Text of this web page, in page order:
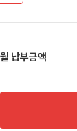
월 납부금액